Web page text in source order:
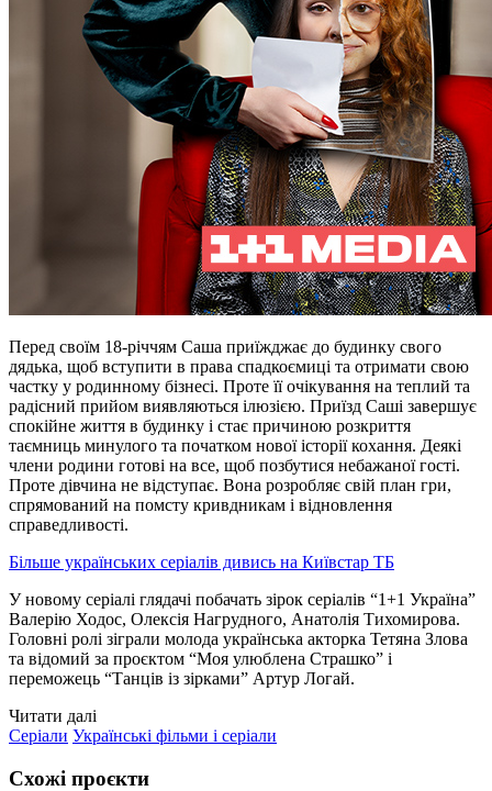
Перед своїм 18-річчям Саша приїжджає до будинку свого
дядька, щоб вступити в права спадкоємиці та отримати свою
частку у родинному бізнесі. Проте її очікування на теплий та
радісний прийом виявляються ілюзією. Приїзд Саші завершує
спокійне життя в будинку і стає причиною розкриття
таємниць минулого та початком нової історії кохання. Деякі
члени родини готові на все, щоб позбутися небажаної гості.
Проте дівчина не відступає. Вона розробляє свій план гри,
спрямований на помсту кривдникам і відновлення
справедливості.
Більше українських серіалів дивись на Київстар ТБ
У новому серіалі глядачі побачать зірок серіалів “1+1 Україна”
Валерію Ходос, Олексія Нагрудного, Анатолія Тихомирова.
Головні ролі зіграли молода українська акторка Тетяна Злова
та відомий за проєктом “Моя улюблена Страшко” і
переможець “Танців із зірками” Артур Логай.
Читати далі
Серіали Українські фільми і серіали
Схожі проєкти